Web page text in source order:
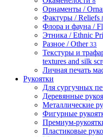
Орнаменты /
Фактуры / Reliefs
Флора и фауна /
Этника / Ethnic
Разное / Other 33
Текстуры и
textures and silk
Личная печать
Рукоятки
Для сургучных
Деревянные
Металлические
Фигурные
Премиум-
Пластиковые